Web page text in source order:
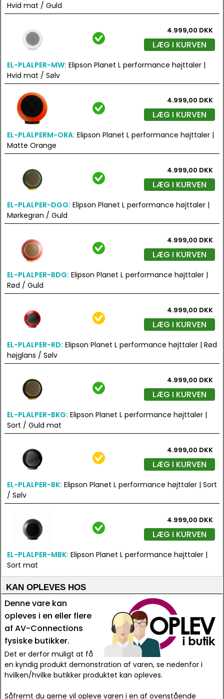
Hvid mat / Guld
4.999,00 DKK
LÆG I KURVEN
EL-PLALPER-MW: Elipson Planet L performance højttaler |
Hvid mat / Sølv
4.999,00 DKK
LÆG I KURVEN
EL-PLALPERM-ORA: Elipson Planet L performance højttaler |
Matte Orange
4.999,00 DKK
LÆG I KURVEN
EL-PLALPER-DGG: Elipson Planet L performance højttaler |
Mørkegrøn / Guld
4.999,00 DKK
LÆG I KURVEN
EL-PLALPER-BDG: Elipson Planet L performance højttaler |
Rød / Guld
4.999,00 DKK
LÆG I KURVEN
EL-PLALPER-RD: Elipson Planet L performance højttaler | Rød
højglans / Sølv
4.999,00 DKK
LÆG I KURVEN
EL-PLALPER-BKG: Elipson Planet L performance højttaler |
Sort / Guld mat
4.999,00 DKK
LÆG I KURVEN
EL-PLALPER-BK: Elipson Planet L performance højttaler | Sort
/ Sølv
4.999,00 DKK
LÆG I KURVEN
EL-PLALPER-MBK: Elipson Planet L performance højttaler |
Sort mat
KAN OPLEVES HOS
Denne vare kan
opleves i en eller flere
af AV-Connections
fysiske butikker.
Det er derfor muligt at få
en kyndig produkt demonstration af varen, se nedenfor i
hvilken/hvilke butikker produktet kan opleves.
Såfremt du gerne vil opleve varen i en af ovenstående